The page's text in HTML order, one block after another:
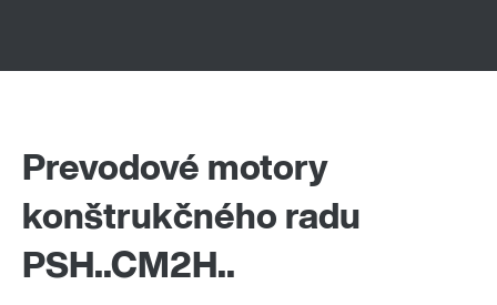
Prevodové motory
konštrukčného radu
PSH..CM2H..